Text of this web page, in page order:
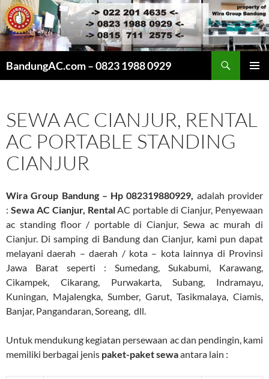
BandungAC.com – 0823 1988 0929
SEWA AC CIANJUR, RENTAL
AC PORTABLE STANDING
CIANJUR
Wira Group Bandung – Hp 082319880929, adalah provider
: Sewa AC Cianjur, RentalAC portable di Cianjur, Penyewaan
ac standing floor / portable di Cianjur, Sewa ac murah di
Cianjur. Di samping di Bandung dan Cianjur, kami pun dapat
melayani daerah – daerah / kota – kota lainnya di Provinsi
Jawa Barat seperti : Sumedang, Sukabumi, Karawang,
Cikampek, Cikarang, Purwakarta, Subang, Indramayu,
Kuningan, Majalengka, Sumber, Garut, Tasikmalaya, Ciamis,
Banjar, Pangandaran, Soreang, dll.
Untuk mendukung kegiatan persewaan ac dan pendingin, kami
memiliki berbagai jenis paket-paket sewaantara lain :